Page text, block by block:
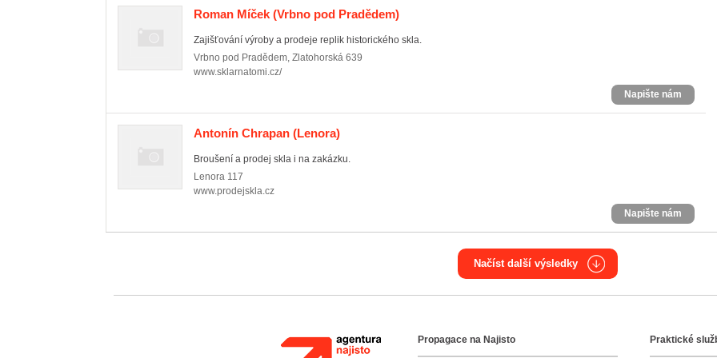
Roman Míček (Vrbno pod Pradědem)
Zajišťování výroby a prodeje replik historického skla.
Vrbno pod Pradědem, Zlatohorská 639
www.sklarnatomi.cz/
Napište nám
Antonín Chrapan (Lenora)
Broušení a prodej skla i na zakázku.
Lenora 117
www.prodejskla.cz
Napište nám
Načíst další výsledky
Agentura NajistoPropagace na Najisto Praktické